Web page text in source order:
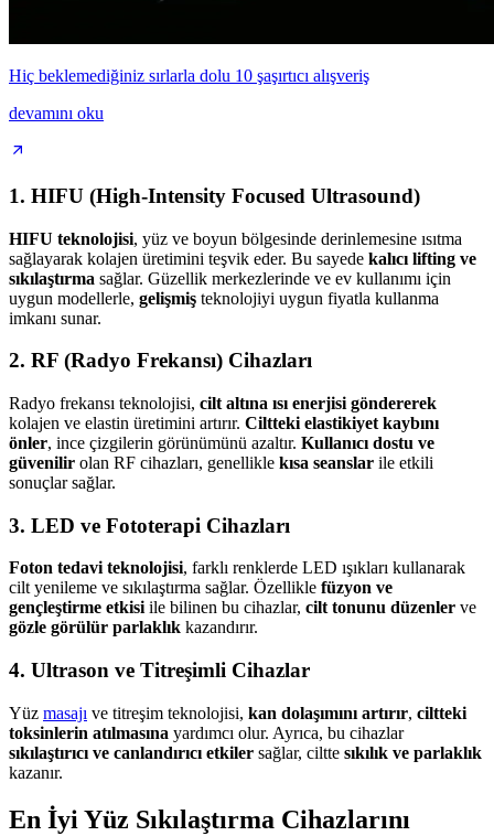
Hiç beklemediğiniz sırlarla dolu 10 şaşırtıcı alışveriş
devamını oku
1. HIFU (High-Intensity Focused Ultrasound)
HIFU teknolojisi, yüz ve boyun bölgesinde derinlemesine ısıtma
sağlayarak kolajen üretimini teşvik eder. Bu sayede kalıcı lifting ve
sıkılaştırma sağlar. Güzellik merkezlerinde ve ev kullanımı için
uygun modellerle, gelişmiş teknolojiyi uygun fiyatla kullanma
imkanı sunar.
2. RF (Radyo Frekansı) Cihazları
Radyo frekansı teknolojisi, cilt altına ısı enerjisi göndererek
kolajen ve elastin üretimini artırır. Ciltteki elastikiyet kaybını
önler, ince çizgilerin görünümünü azaltır. Kullanıcı dostu ve
güvenilir olan RF cihazları, genellikle kısa seanslar ile etkili
sonuçlar sağlar.
3. LED ve Fototerapi Cihazları
Foton tedavi teknolojisi, farklı renklerde LED ışıkları kullanarak
cilt yenileme ve sıkılaştırma sağlar. Özellikle füzyon ve
gençleştirme etkisiile bilinen bu cihazlar, cilt tonunu düzenler ve
gözle görülür parlaklık kazandırır.
4. Ultrason ve Titreşimli Cihazlar
Yüz masajı ve titreşim teknolojisi, kan dolaşımını artırır, ciltteki
toksinlerin atılmasına yardımcı olur. Ayrıca, bu cihazlar
sıkılaştırıcı ve canlandırıcı etkiler sağlar, ciltte sıkılık ve parlaklık
kazanır.
En İyi Yüz Sıkılaştırma Cihazlarını